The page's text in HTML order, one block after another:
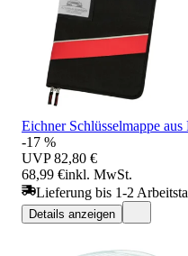
Eichner Schlüsselmappe aus
-17 %
UVP 82,80 €
68,99 €inkl. MwSt.
Lieferung bis 1-2
Details anzeigen